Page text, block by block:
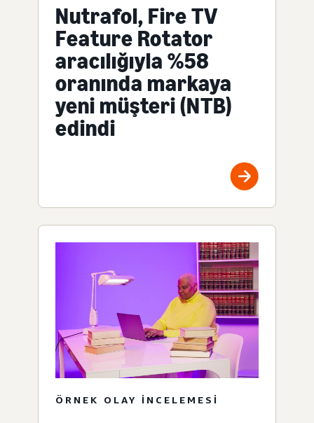
Nutrafol, Fire TV
Feature Rotator
aracılığıyla %58
oranında markaya
yeni müşteri (NTB)
edindi
ÖRNEK OLAY INCELEMESI